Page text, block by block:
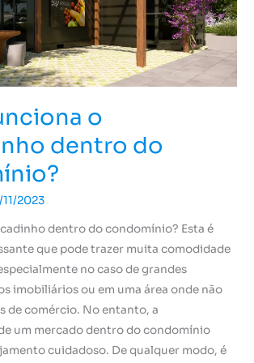
o
dentro do
2023
dentro do condomínio? Esta é
que pode trazer muita comodidade
no caso de grandes
imobiliários ou em uma área onde não
de comércio. No entanto, a
um mercado dentro do condomínio
cuidadoso. De qualquer modo, é